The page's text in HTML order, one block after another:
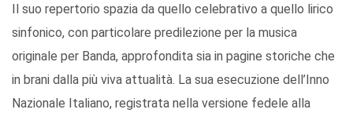
Il suo repertorio spazia da quello celebrativo a quello lirico
sinfonico, con particolare predilezione per la musica
originale per Banda, approfondita sia in pagine storiche che
in brani dalla più viva attualità. La sua esecuzione dell’Inno
Nazionale Italiano, registrata nella versione fedele alla